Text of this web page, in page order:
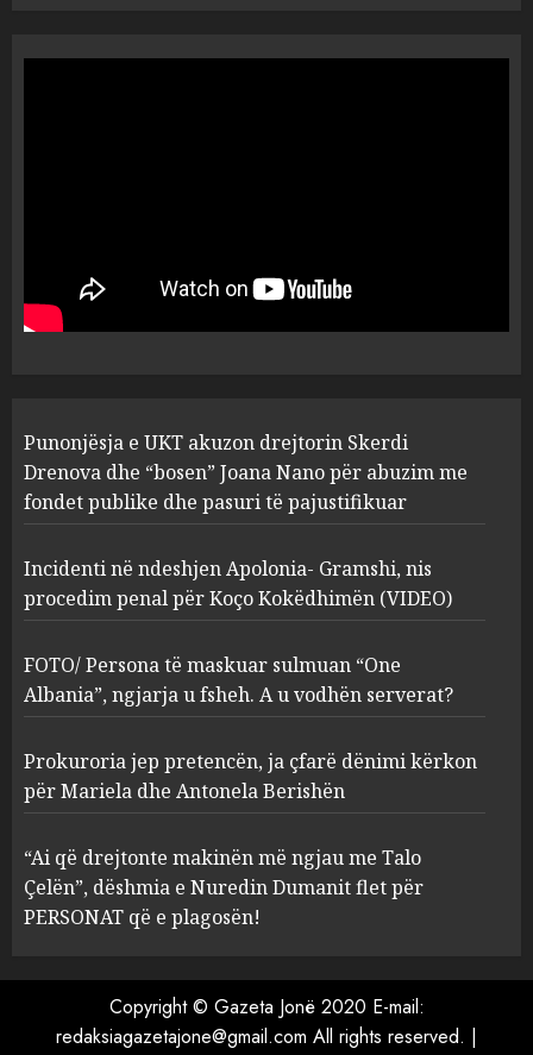
1
“bosen” Joana Nano për
abuzim me fondet publike dhe
pasuri të pajustifikuar
2
Apolonia- Gramshi, nis
procedim penal për Koço
Kokëdhimën (VIDEO)
MARCH 27, 2025
3
FOTO/ Persona të maskuar
sulmuan “One Albania”,
ngjarja u fsheh. A u vodhën
serverat?
MARCH 25, 2025
4
Prokuroria jep pretencën, ja
çfarë dënimi kërkon për
Berishën
MARCH 25, 2025
ngjau me Talo Çelën”,
dëshmia e Nuredin Dumanit
Punonjësja e UKT akuzon drejtorin Skerdi
Drenova dhe “bosen” Joana Nano për abuzim me
fondet publike dhe pasuri të pajustifikuar
Incidenti në ndeshjen Apolonia- Gramshi, nis
procedim penal për Koço Kokëdhimën (VIDEO)
FOTO/ Persona të maskuar sulmuan “One
Albania”, ngjarja u fsheh. A u vodhën serverat?
Prokuroria jep pretencën, ja çfarë dënimi kërkon
për Mariela dhe Antonela Berishën
“Ai që drejtonte makinën më ngjau me Talo
Çelën”, dëshmia e Nuredin Dumanit flet për
PERSONAT që e plagosën!
Copyright © Gazeta Jonë 2020 E-mail:
redaksiagazetajone@gmail.com All rights reserved. |